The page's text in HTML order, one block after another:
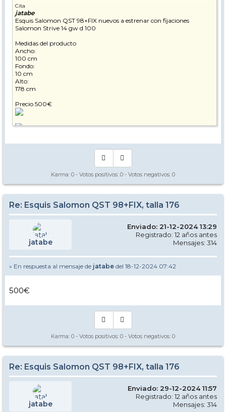
Cita
jatabe
Esquis Salomon QST 98+FIX nuevos a estrenar con fijaciones
Salomon Strive 14 gw d 100
Medidas del producto
Ancho:
100 cm
Fondo:
10 cm
Alto:
178 cm
Precio 500€
Karma: 0 - Votos positivos: 0 - Votos negativos: 0
Re: Esquis Salomon QST 98+FIX, talla 176
jatabe
Enviado: 21-12-2024 13:29
Registrado: 12 años antes
Mensajes: 314
» En respuesta al mensaje de jatabe del 18-12-2024 07:42
500€
Karma: 0 - Votos positivos: 0 - Votos negativos: 0
Re: Esquis Salomon QST 98+FIX, talla 176
jatabe
Enviado: 29-12-2024 11:57
Registrado: 12 años antes
Mensajes: 314